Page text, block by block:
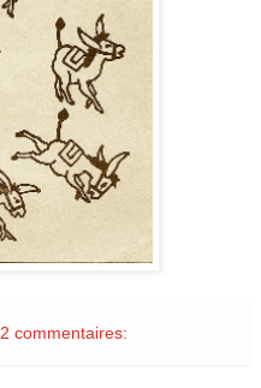
2 commentaires: